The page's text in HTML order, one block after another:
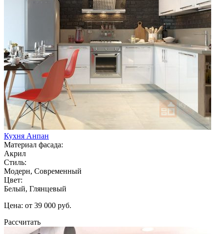
Кухня Анпан
Материал фасада:
Акрил
Стиль:
Модерн, Современный
Цвет:
Белый, Глянцевый
Цена: от 39 000 руб.
Рассчитать